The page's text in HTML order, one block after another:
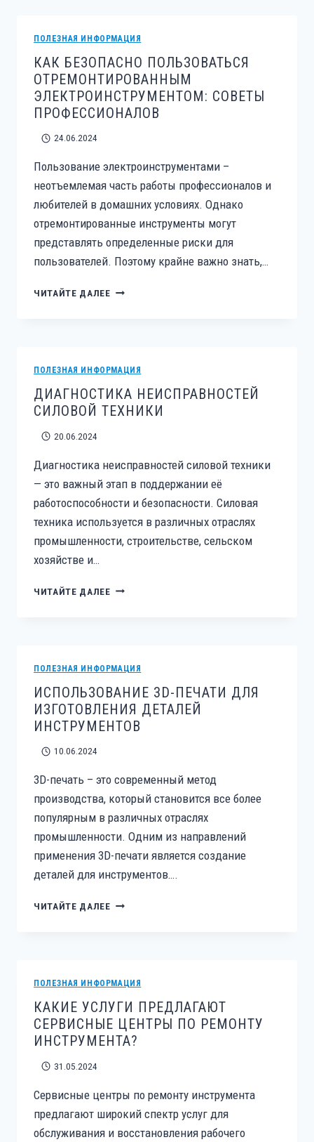
ПОЛЕЗНАЯ ИНФОРМАЦИЯ
КАК БЕЗОПАСНО ПОЛЬЗОВАТЬСЯ
ОТРЕМОНТИРОВАННЫМ
ЭЛЕКТРОИНСТРУМЕНТОМ: СОВЕТЫ
ПРОФЕССИОНАЛОВ
24.06.2024
Пользование электроинструментами –
неотъемлемая часть работы профессионалов и
любителей в домашних условиях. Однако
отремонтированные инструменты могут
представлять определенные риски для
пользователей. Поэтому крайне важно знать,…
ЧИТАЙТЕ ДАЛЕЕКАК
ПРОФЕССИОНАЛОВ
ПОЛЕЗНАЯ ИНФОРМАЦИЯ
ДИАГНОСТИКА НЕИСПРАВНОСТЕЙ
СИЛОВОЙ ТЕХНИКИ
20.06.2024
Диагностика неисправностей силовой техники
— это важный этап в поддержании её
работоспособности и безопасности. Силовая
техника используется в различных отраслях
промышленности, строительстве, сельском
хозяйстве и…
ЧИТАЙТЕ ДАЛЕЕДИАГНОСТИКА
ПОЛЕЗНАЯ ИНФОРМАЦИЯ
ИСПОЛЬЗОВАНИЕ 3D-ПЕЧАТИ ДЛЯ
ИЗГОТОВЛЕНИЯ ДЕТАЛЕЙ
ИНСТРУМЕНТОВ
10.06.2024
3D-печать – это современный метод
производства, который становится все более
популярным в различных отраслях
промышленности. Одним из направлений
применения 3D-печати является создание
деталей для инструментов….
ЧИТАЙТЕ ДАЛЕЕИСПОЛЬЗОВАНИЕ
ИНСТРУМЕНТОВ
ПОЛЕЗНАЯ ИНФОРМАЦИЯ
КАКИЕ УСЛУГИ ПРЕДЛАГАЮТ
СЕРВИСНЫЕ ЦЕНТРЫ ПО РЕМОНТУ
ИНСТРУМЕНТА?
31.05.2024
Сервисные центры по ремонту инструмента
предлагают широкий спектр услуг для
обслуживания и восстановления рабочего